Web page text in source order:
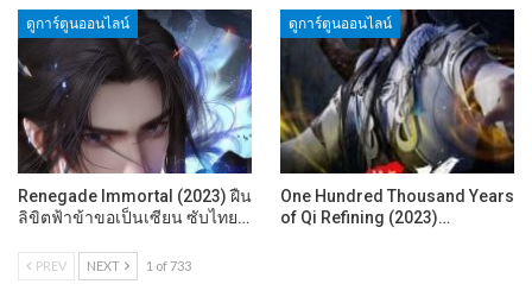
ดูการ์ตูนออนไลน์
Renegade Immortal (2023) ฝืน
ลิขิตฟ้าข้าขอเป็นเซียน ซับไทย…
ดูการ์ตูนออนไลน์
One Hundred Thousand Years
of Qi Refining (2023)…
PREV NEXT 1 of 733